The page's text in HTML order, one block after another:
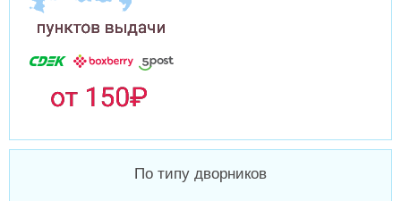
По типу дворников